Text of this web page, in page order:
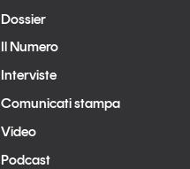
Dossier
Il Numero
Interviste
Comunicati stampa
Video
Podcast